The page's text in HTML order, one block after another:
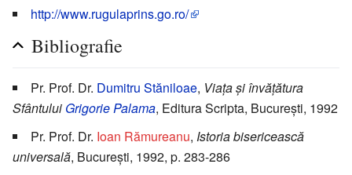
http://www.rugulaprins.go.ro/
Bibliografie
Pr. Prof. Dr. Dumitru Stăniloae, Viața și învățătura
Sfântului Grigorie Palama, Editura Scripta, București, 1992
Pr. Prof. Dr. Ioan Rămureanu, Istoria bisericească
universală, București, 1992, p. 283-286